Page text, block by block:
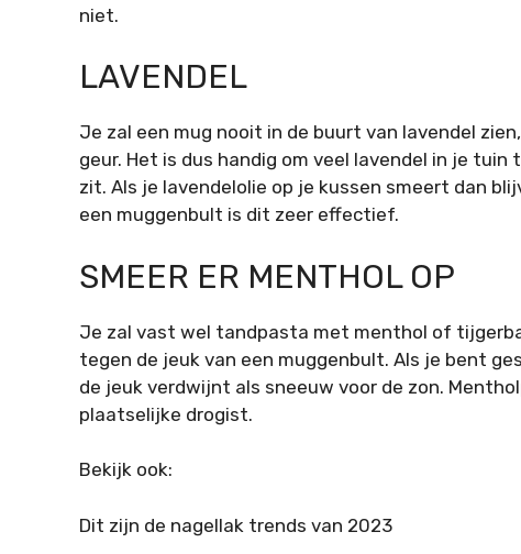
niet.
LAVENDEL
Je zal een mug nooit in de buurt van lavendel
geur. Het is dus handig om veel lavendel in je
zit. Als je lavendelolie op je kussen smeert dan
een muggenbult is dit zeer effectief.
SMEER ER MENTHOL OP
Je zal vast wel tandpasta met menthol of
tegen de jeuk van een muggenbult. Als je bent
de jeuk verdwijnt als sneeuw voor de zon.
plaatselijke drogist.
Bekijk ook:
Dit zijn de nagellak trends van 2023